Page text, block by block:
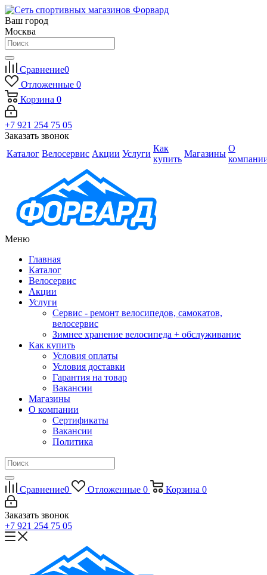
Ваш город
Москва
Сравнение0
Отложенные 0
Корзина 0
+7 921 254 75 05
Заказать звонок
Каталог Велосервис Акции Услуги
Как
купить
Магазины
О
Меню
Главная
Каталог
Велосервис
Акции
Услуги
Сервис - ремонт велосипедов, самокатов,
велосервис
Зимнее хранение велосипеда + обслуживание
Как купить
Условия оплаты
Условия доставки
Гарантия на товар
Вакансии
Магазины
О компании
Сертификаты
Вакансии
Политика
Сравнение0 Отложенные 0 Корзина 0
Заказать звонок
+7 921 254 75 05